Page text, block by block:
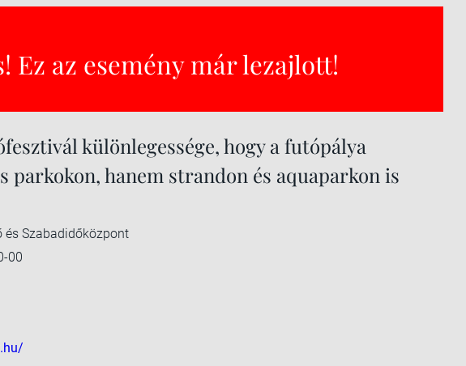
Ez az esemény már lezajlott!
különlegessége, hogy a futópálya
parkokon, hanem strandon és aquaparkon is
és Szabadidőközpont
00